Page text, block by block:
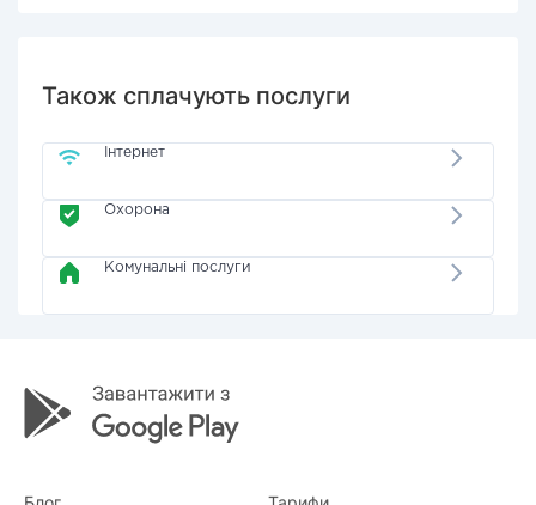
Також сплачують послуги
Інтернет
Охорона
Комунальні послуги